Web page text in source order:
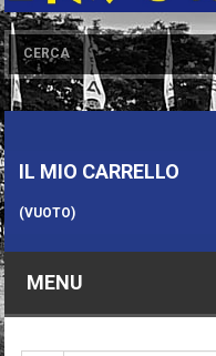
IL MIO CARRELLO
(VUOTO)
MENU